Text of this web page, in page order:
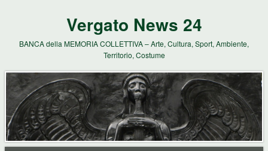
Vergato News 24
BANCA della MEMORIA COLLETTIVA – Arte, Cultura, Sport, Ambiente,
Territorio, Costume